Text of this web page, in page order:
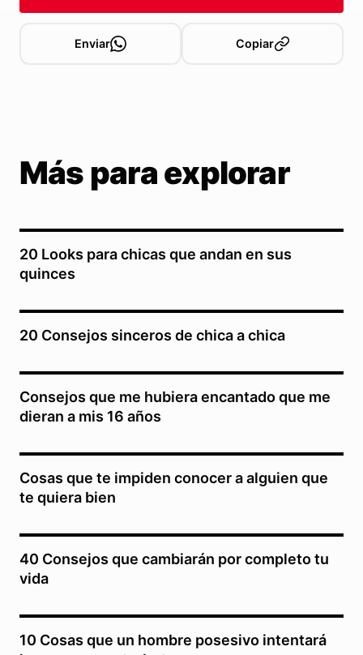
Enviar Copiar
Más para explorar
20 Looks para chicas que andan en sus
quinces
20 Consejos sinceros de chica a chica
Consejos que me hubiera encantado que me
dieran a mis 16 años
Cosas que te impiden conocer a alguien que
te quiera bien
40 Consejos que cambiarán por completo tu
vida
10 Cosas que un hombre posesivo intentará